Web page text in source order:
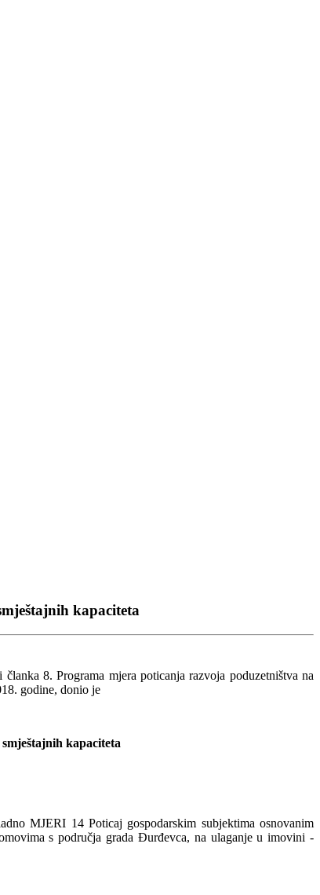
kapaciteta
8. Programa mjera poticanja razvoja poduzetništva na
godine, donio je
kapaciteta
MJERI 14 Poticaj gospodarskim subjektima osnovanim
s područja grada Đurđevca, na ulaganje u imovini -